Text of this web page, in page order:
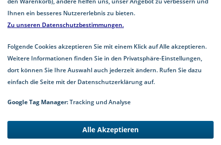
0,24 € *
*inkl. MwSt.zzgl. Versandkosten
Ihnen ein besseres Nutzererlebnis zu bieten.
Zu unseren Datenschutzbestimmungen.
Folgende Cookies akzeptieren Sie mit einem Klick auf Alle akzeptieren.
Weitere Informationen finden Sie in den Privatsphäre-Einstellungen,
dort können Sie Ihre Auswahl auch jederzeit ändern. Rufen Sie dazu
einfach die Seite mit der Datenschutzerklärung auf.
Google Tag Manager:Tracking und Analyse
Alle Akzeptieren